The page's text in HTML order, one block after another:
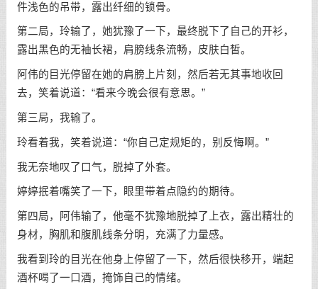
件浅色的吊带，露出纤细的锁骨。
第二局，玲输了，她犹豫了一下，最终脱下了自己的开衫，
露出黑色的无袖长裙，肩膀线条流畅，皮肤白皙。
阿伟的目光停留在她的肩膀上片刻，然后若无其事地收回
去，笑着说道：“看来今晚会很有意思。”
第三局，我输了。
玲看着我，笑着说道：“你自己定规矩的，别反悔啊。”
我无奈地叹了口气，脱掉了外套。
婷婷抿着嘴笑了一下，眼里带着点隐约的期待。
第四局，阿伟输了，他毫不犹豫地脱掉了上衣，露出精壮的
身材，胸肌和腹肌线条分明，充满了力量感。
我看到玲的目光在他身上停留了一下，然后很快移开，端起
酒杯喝了一口酒，掩饰自己的情绪。